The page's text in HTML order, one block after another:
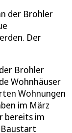
der Brohler
Der
Brohler
Wohnhäuser
Wohnungen
im März
bereits im
Baustart